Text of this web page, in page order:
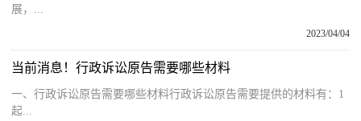
展，...
2023/04/04
当前消息！行政诉讼原告需要哪些材料
一、行政诉讼原告需要哪些材料行政诉讼原告需要提供的材料有：1
起...